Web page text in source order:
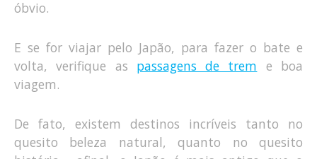
óbvio.
E se for viajar pelo Japão, para fazer o bate e
volta, verifique as passagens de trem e boa
viagem.
De fato, existem destinos incríveis tanto no
quesito beleza natural, quanto no quesito